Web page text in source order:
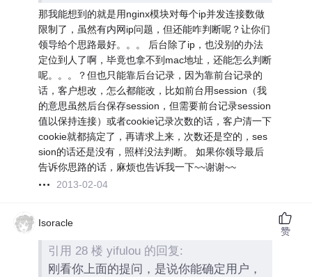
那我能想到的就是用nginx模块对每个ip并发连接数做
限制了，虽然有内网ip问题，但还能咋判断呢？让你们
领导给个思路最好。。。 后台除了ip，也没别的办法
定位到人了啊，毕竟也拿不到mac地址，还能怎么判断
呢。。。？但也只能靠后台记录，因为靠前台记录的
话，客户想改，怎么都能改，比如前台用session（我
的意思虽然后台保存session，但需要前台记录session
值以保持连接）或者cookie记录次数的话，客户清一下
cookie就都搞定了，再请求上来，次数还是空的，ses
sion的话还是没有，照样没法判断。 如果你领导最后
告诉你思路的话，麻烦也告诉我一下~~谢谢~~
2013-02-04
Isoracle
引用 28 楼 yifulou 的回复:
刚看你上面的提问，是说你能确定用户，
赞